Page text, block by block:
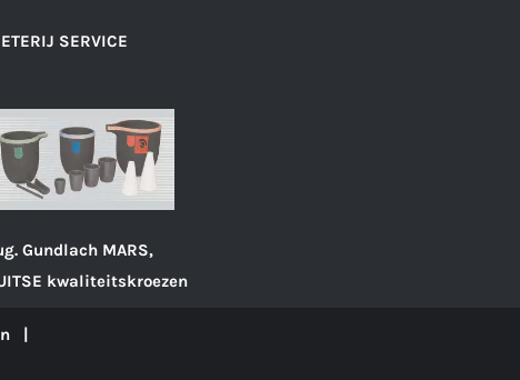
SERVICE
Gundlach MARS,
kwaliteitskroezen
|